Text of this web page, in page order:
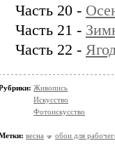
Часть 20 -
Часть 21 -
Часть 22 -
Живопись
Искусство
Фотоискусство
весна обои для